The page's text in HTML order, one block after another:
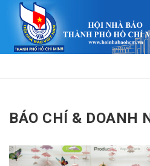
BÁO CHÍ & DOANH